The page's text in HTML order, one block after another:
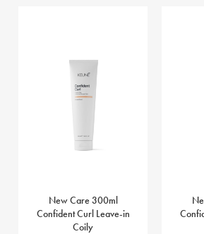
New Care 300ml
Confident Curl Leave-in
Coily